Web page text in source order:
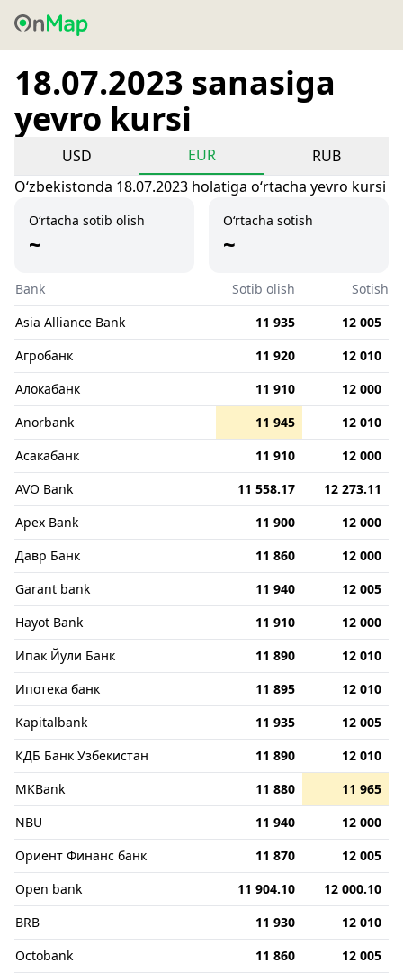
18.07.2023 sanasiga
yevro kursi
USD EUR
RUB
Oʻzbekistonda 18.07.2023 holatiga oʻrtacha yevro kursi
O‘rtacha sotib olish
~
O‘rtacha sotish
~
Bank Sotib olish
Sotish
Asia Alliance Bank
11 935
12 005
Агробанк
11 920
12 010
Алокабанк
11 910
12 000
Anorbank
11 945
12 010
Асакабанк
11 910
12 000
AVO Bank
11 558.17
12 273.11
Apex Bank
11 900
12 000
Давр Банк
11 860
12 000
Garant bank
11 940
12 005
Hayot Bank
11 910
12 000
Ипак Йули Банк
11 890
12 010
Ипотека банк
11 895
12 010
Kapitalbank
11 935
12 005
КДБ Банк Узбекистан
11 890
12 010
MKBank
11 880
11 965
NBU
11 940
12 000
Ориент Финанс банк
11 870
12 005
Open bank
11 904.10
12 000.10
BRB
11 930
12 010
Octobank
11 860
12 005